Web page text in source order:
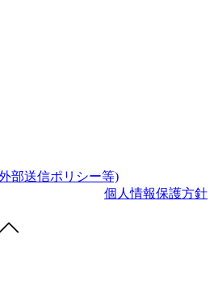
部送信ポリシー等)
個人情報保護方針